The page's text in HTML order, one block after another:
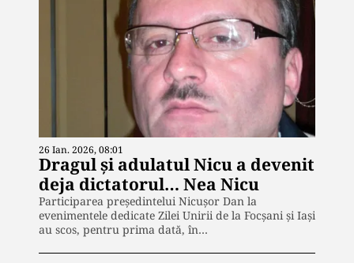
26 Ian. 2026, 08:01
Dragul și adulatul Nicu a devenit
deja dictatorul… Nea Nicu
Participarea președintelui Nicușor Dan la
evenimentele dedicate Zilei Unirii de la Focșani și Iași
au scos, pentru prima dată, în…